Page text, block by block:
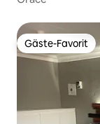
Gäste-Favorit
Gäste-Favorit